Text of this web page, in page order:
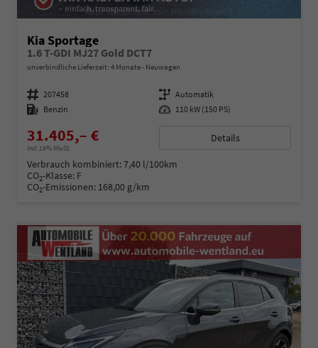
Kia Sportage
1.6 T-GDI MJ27 Gold DCT7
unverbindliche Lieferzeit: 4 Monate Neuwagen
Fahrzeugnummer 207458 Getriebe Automatik
Kraftstoff Benzin Leistung 110 kW (150 PS)
31.405,– €
incl. 19% MwSt.
Details
Verbrauch kombiniert:7,40 l/100km
CO2-Klasse: F
CO2-Emissionen: 168,00 g/km